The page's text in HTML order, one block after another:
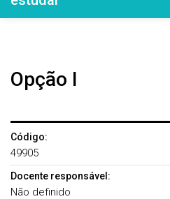
Opção I
Código:
49905
Docente responsável:
Não definido